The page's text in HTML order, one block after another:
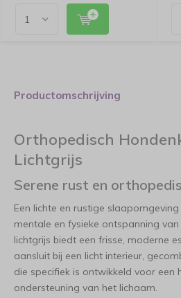
Productomschrijving
Orthopedisch
Lichtgrijs
Serene rust en
Een lichte en rustige
mentale en fysieke ontspanning
lichtgrijs biedt een frisse, moderne
aansluit bij een licht interieur,
die specifiek is ontwikkeld voor een
ondersteuning van het lichaam.